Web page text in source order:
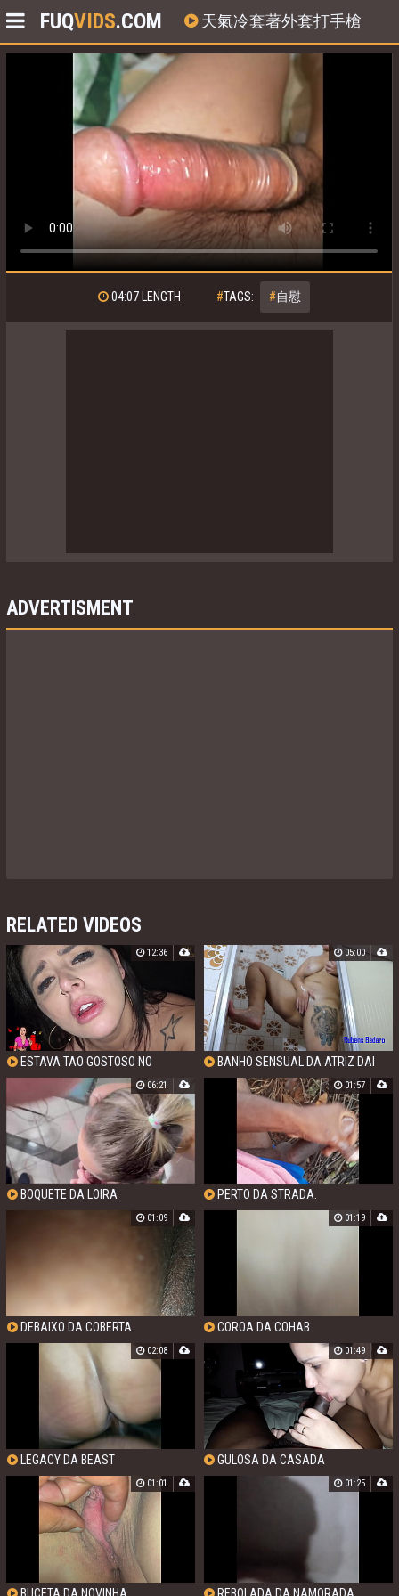
FUQVIDS.COM 天氣冷套著外套打手槍
04:07LENGTH #TAGS: #自慰
ADVERTISMENT
RELATED VIDEOS
ESTAVA TAO GOSTOSO NO
GLORYHOLE QUE RESOLVI DAR ATE O
MEU CUZINHO!
12:36
BANHO SENSUAL DA ATRIZ DAI
DA PRAIA
05:00
BOQUETE DA LOIRA
06:21
PERTO DA STRADA.
01:57
DEBAIXO DA COBERTA
01:09
COROA DA COHAB
01:19
LEGACY DA BEAST
02:08
GULOSA DA CASADA
01:49
BUCETA DA NOVINHA
01:01
REBOLADA DA NAMORADA
01:25